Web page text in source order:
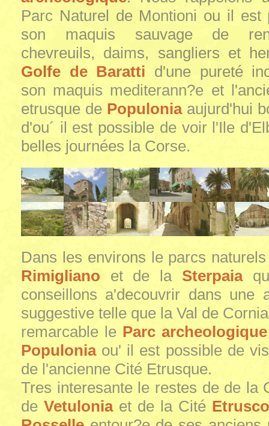
Parc Naturel de Montioni ou il est
son maquis sauvage de
chevreuils, daims, sangliers et
Golfe de Baratti d'une pureté
son maquis mediterann?e et
etrusque de Populoniaaujurd'hui
d'ou´ il est possible de voir l'Ile
belles journées la Corse.
Dans les environs le parcs
Rimigliano et de la Sterpaia
conseillons a'decouvrir dans une
suggestive telle que la Val de
remarcable le Parc archeologique
Populoniaou' il est possible de
de l'ancienne Cité Etrusque.
Tres interesante le restes de de la
de Vetuloniaet de la Cité